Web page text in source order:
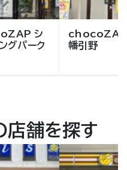
シ
グパーク
chocoZAP
幡引野
店舗を探す